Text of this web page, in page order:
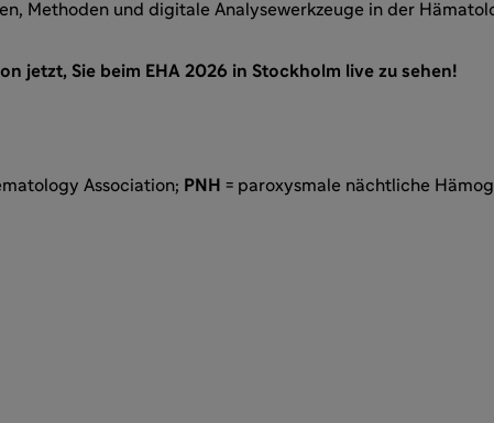
Methoden und digitale Analysewerkzeuge in der
jetzt, Sie beim EHA 2026 in Stockholm live zu sehen!
Association; PNH = paroxysmale nächtliche